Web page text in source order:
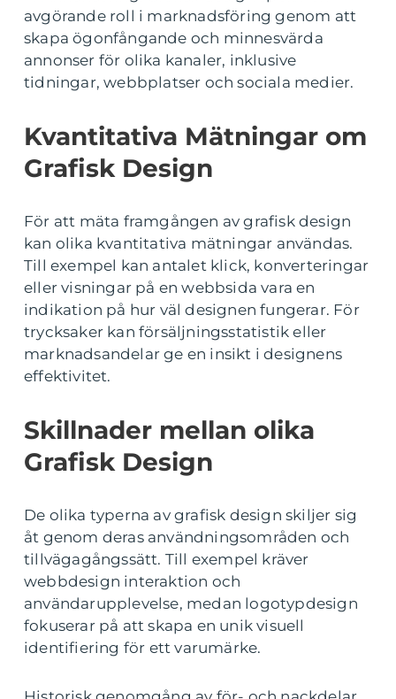
avgörande roll i marknadsföring genom att
skapa ögonfångande och minnesvärda
annonser för olika kanaler, inklusive
tidningar, webbplatser och sociala medier.
Kvantitativa Mätningar om
Grafisk Design
För att mäta framgången av grafisk design
kan olika kvantitativa mätningar användas.
Till exempel kan antalet klick, konverteringar
eller visningar på en webbsida vara en
indikation på hur väl designen fungerar. För
trycksaker kan försäljningsstatistik eller
marknadsandelar ge en insikt i designens
effektivitet.
Skillnader mellan olika
Grafisk Design
De olika typerna av grafisk design skiljer sig
åt genom deras användningsområden och
tillvägagångssätt. Till exempel kräver
webbdesign interaktion och
användarupplevelse, medan logotypdesign
fokuserar på att skapa en unik visuell
identifiering för ett varumärke.